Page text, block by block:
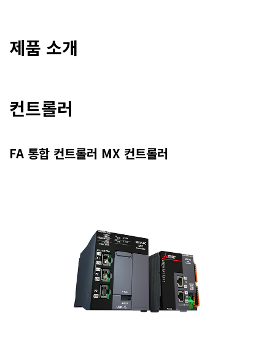
제품 소개
컨트롤러
FA 통합 컨트롤러 MX 컨트롤러